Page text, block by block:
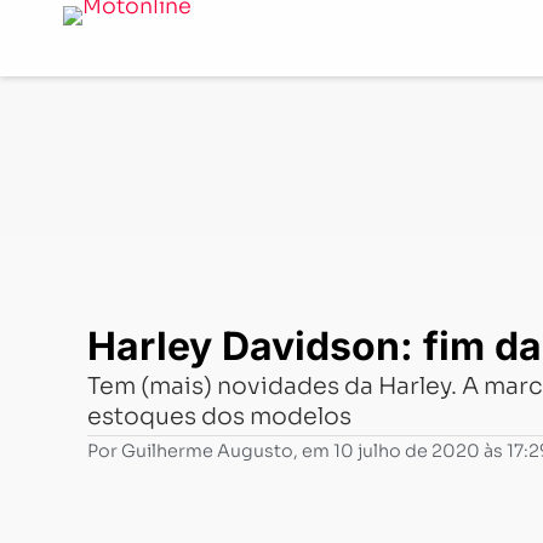
Harley Davidson: fim da linha
Harley Davidson: fim
Tem (mais) novidades da Harley. A
estoques dos modelos
Por Guilherme Augusto, em 10 julho de 2020 às